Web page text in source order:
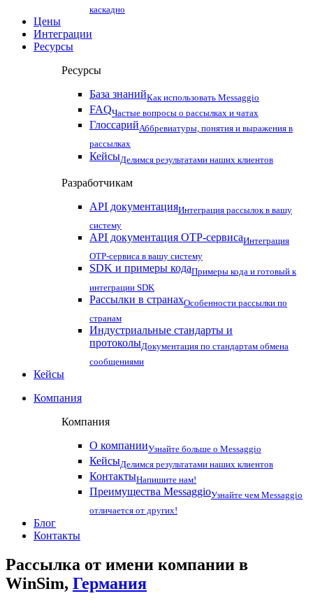
каскадно
Цены
Интеграции
Ресурсы
Ресурсы
База знанийКак использовать Messaggio
FAQЧастые вопросы о рассылках и чатах
ГлоссарийАббревиатуры, понятия и выражения в
рассылках
КейсыДелимся результатами наших клиентов
Разработчикам
API документацияИнтеграция рассылок в вашу
систему
API документация OTP-сервисаИнтеграция
OTP-сервиса в вашу систему
SDK и примеры кодаПримеры кода и готовый к
интеграции SDK
Рассылки в странахОсобенности рассылки по
странам
Индустриальные стандарты и
протоколыДокументация по стандартам обмена
сообщениями
Кейсы
Компания
Компания
О компанииУзнайте больше о Messaggio
КейсыДелимся результатами наших клиентов
КонтактыНапишите нам!
Преимущества MessaggioУзнайте чем Messaggio
отличается от других!
Блог
Контакты
Рассылка от имени компании в
WinSim, Германия